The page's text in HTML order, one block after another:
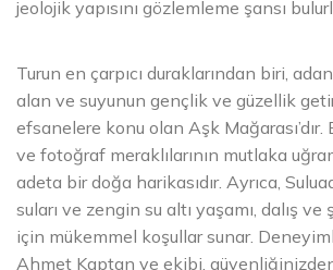
jeolojik yapısını gözlemleme şansı
Turun en çarpıcı duraklarından biri,
alan ve suyunun gençlik ve güzellik
efsanelere konu olan Aşk Mağarası’dır.
ve fotoğraf meraklılarının mutlaka
adeta bir doğa harikasıdır. Ayrıca,
suları ve zengin su altı yaşamı, dalış ve
için mükemmel koşullar sunar.
Ahmet Kaptan ve ekibi,